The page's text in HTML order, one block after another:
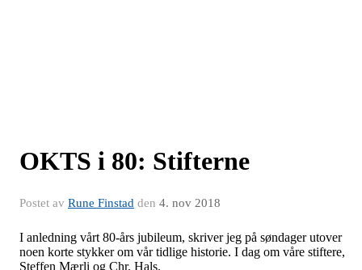
OKTS i 80: Stifterne
Postet av Rune Finstad den 4. nov 2018
I anledning vårt 80-års jubileum, skriver jeg på søndager utover
noen korte stykker om vår tidlige historie. I dag om våre stiftere,
Steffen Mærli og Chr. Hals.